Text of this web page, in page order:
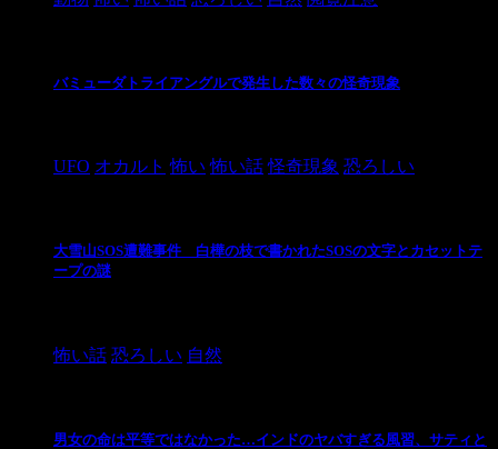
バミューダトライアングルで発生した数々の怪奇現象
UFO オカルト 怖い 怖い話 怪奇現象 恐ろしい
大雪山SOS遭難事件 白樺の枝で書かれたSOSの文字とカセットテ
ープの謎
怖い話 恐ろしい 自然
男女の命は平等ではなかった…インドのヤバすぎる風習、サティと